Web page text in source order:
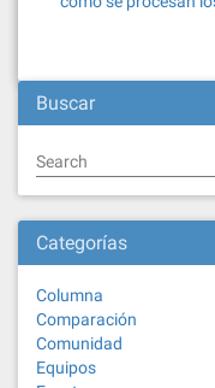
Buscar
Search
Categorías
Columna
Comparación
Comunidad
Equipos